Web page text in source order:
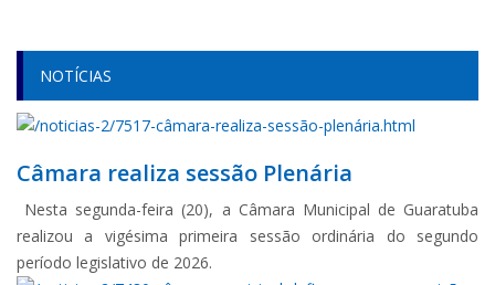
NOTÍCIAS
Câmara realiza sessão Plenária
Nesta segunda-feira (20), a Câmara Municipal de Guaratuba
realizou a vigésima primeira sessão ordinária do segundo
período legislativo de 2026.